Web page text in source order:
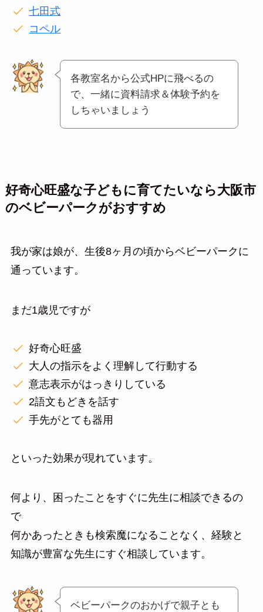
七田式
コペル
各教室名から公式HPに飛べるの
で、一緒に資料請求＆体験予約を
しちゃいましょう
好奇心旺盛な子どもに育てたいなら大阪市
のベビーパークがおすすめ
我が家は娘が、生後8ヶ月の頃からベビーパークに
通っています。
まだ1歳児ですが
好奇心旺盛
大人の指示をよく理解して行動する
意志表示がはっきりしている
2語文もどきを話す
手先がとても器用
といった効果が現れています。
何より、困ったことをすぐに先生に相談できるの
で
何かあったときも検索魔になることなく、経験と
知識が豊富な先生にすぐ相談しています。
ベビーパークのおかげで親子とも